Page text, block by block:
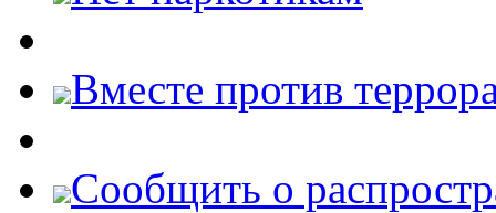
Вместе против
Cообщить о